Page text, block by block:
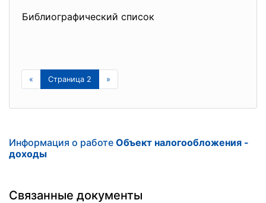
Библиографический список
« Страница 2 »
Информация о работе Объект налогообложения -
доходы
Связанные документы